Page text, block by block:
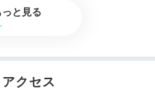
と見る
クセス